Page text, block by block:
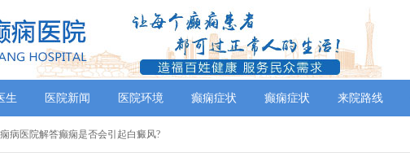
生 医院新闻 医院环境 癫痫症状 癫痫症状 来院路线
病医院解答癫痫是否会引起白癜风?